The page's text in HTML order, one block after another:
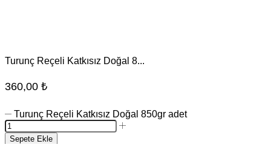
Turunç Reçeli Katkısız Doğal 8...
360,00 ₺
Turunç Reçeli Katkısız Doğal 850gr adet
Sepete Ekle